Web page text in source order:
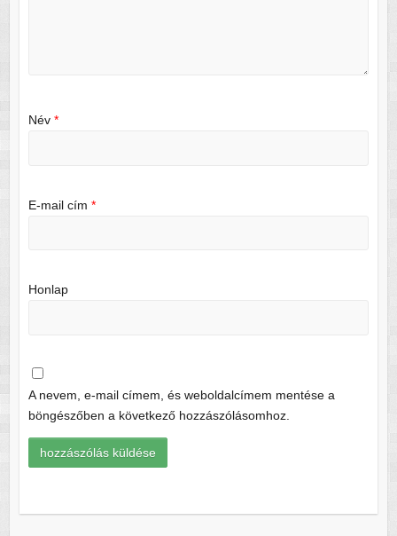
Név *
E-mail cím *
Honlap
A nevem, e-mail címem, és weboldalcímem mentése a
böngészőben a következő hozzászólásomhoz.